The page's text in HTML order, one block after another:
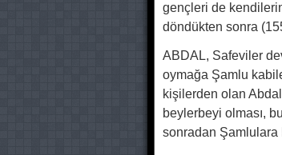
gençleri de
döndükten sonra
ABDAL, Safeviler
oymağa Şamlu
kişilerden olan
beylerbeyi olması,
sonradan Şamlulara